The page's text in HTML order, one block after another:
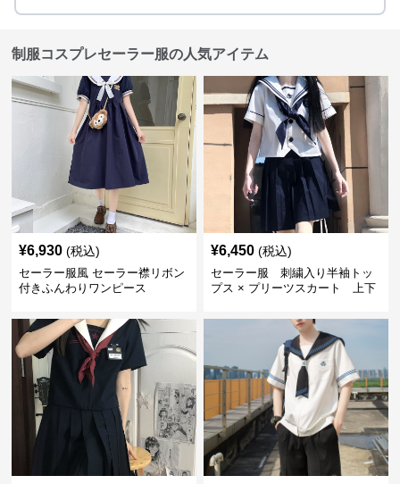
制服コスプレセーラー服の人気アイテム
¥6,930 (税込)
セーラー服風 セーラー襟リボン
付きふんわりワンピース
¥6,450 (税込)
セーラー服 刺繍入り半袖トッ
プス × プリーツスカート 上下